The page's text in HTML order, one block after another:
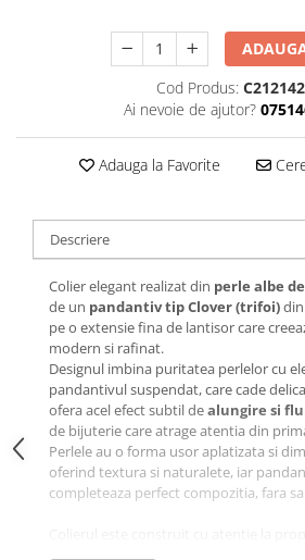
Cod Produs:
Ai nevoie de ajutor?
Adauga la Favorite
Descriere
Colier elegant realizat din perle albe
de un pandantiv tip Clover (trifoi)din
pe o extensie fina de lantisor care
modern si rafinat.
Designul imbina puritatea perlelor cu
pandantivul suspendat, care cade
ofera acel efect subtil dealungire si
de bijuterie care atrage atentia din
Perlele au o forma usor aplatizata si
oferind textura si naturalete, iar
completeaza perfect compozitia, fara
astfel incat fiecare element sa contribuie